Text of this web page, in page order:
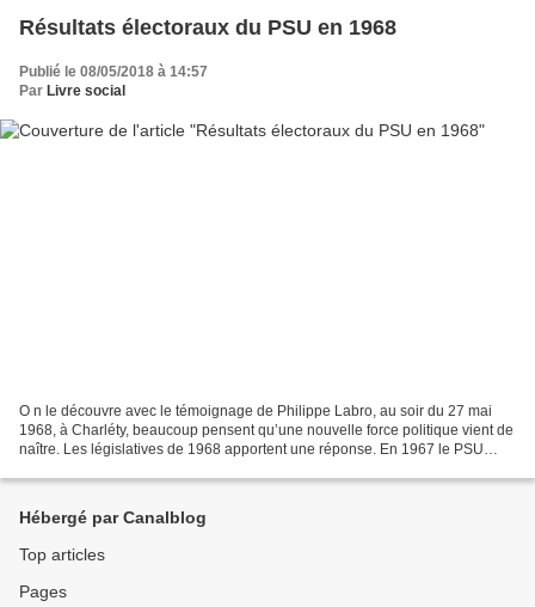
Résultats électoraux du PSU en 1968
Publié le 08/05/2018 à 14:57
Par Livre social
O n le découvre avec le témoignage de Philippe Labro, au soir du 27 mai
1968, à Charléty, beaucoup pensent qu’une nouvelle force politique vient de
naître. Les législatives de 1968 apportent une réponse. En 1967 le PSU
Hébergé par Canalblog
Top articles
Pages